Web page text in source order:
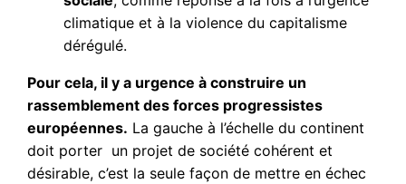
climatique et à la violence du capitalisme
dérégulé.
Pour cela, il y a urgence à construire un
rassemblement des forces progressistes
européennes. La gauche à l’échelle du continent
doit porter un projet de société cohérent et
désirable, c’est la seule façon de mettre en échec